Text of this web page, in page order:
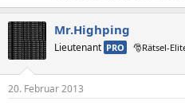
Mr.Highping
Lieutenant PRO 🎅Rätsel-
20. Februar 2013